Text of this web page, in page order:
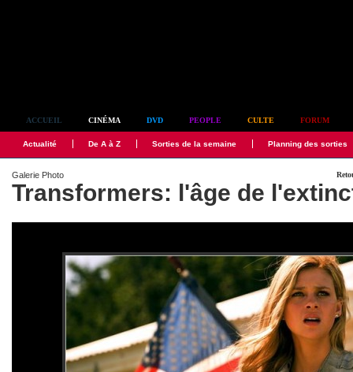
ACCUEIL CINÉMA DVD PEOPLE CULTE FORUM
Actualité De A à Z Sorties de la semaine Planning des sorties
Galerie Photo
Transformers: l'âge de